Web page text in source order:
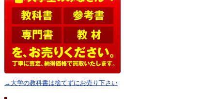
→大学の教科書は捨てずにお売り下さい